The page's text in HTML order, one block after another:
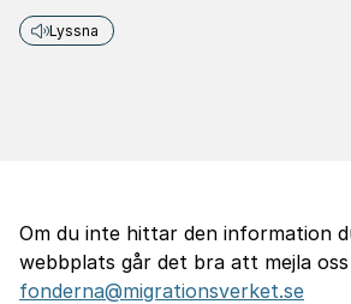
Lyssna
Om du inte hittar den information
webbplats går det bra att mejla
fonderna@migrationsverket.se